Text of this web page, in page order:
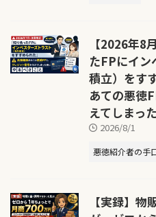
【2026年8
たFPにイン
積立）をす
あての悪徳
えてしまっ
2026/8/1
悪徳紹介者の手
【実録】